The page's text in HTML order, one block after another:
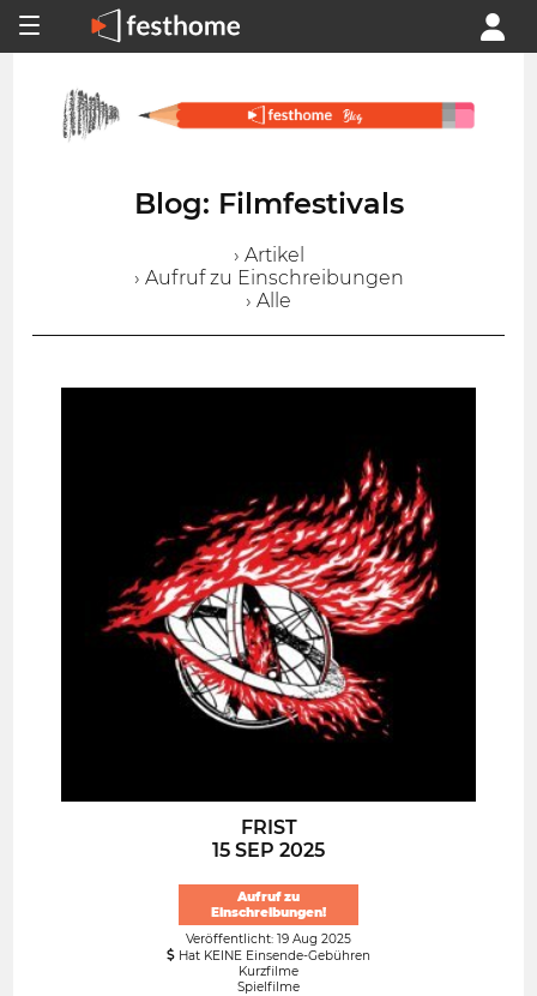
Blog: Filmfestivals
› Artikel
› Aufruf zu Einschreibungen
› Alle
FRIST
15 SEP 2025
Aufruf zu
Einschreibungen!
Veröffentlicht: 19 Aug 2025
Hat KEINE Einsende-Gebühren
Kurzfilme
Spielfilme